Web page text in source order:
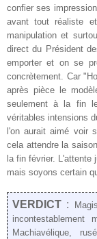
confier ses
avant tout réaliste
manipulation et
direct du Président
emporter et on se
concrètement. Car
après pièce le
seulement à la fin
véritables intensions
l'on aurait aimé voir
cela attendre la
la fin février. L'attente
mais soyons certain
VERDICT :
Machiavélique,